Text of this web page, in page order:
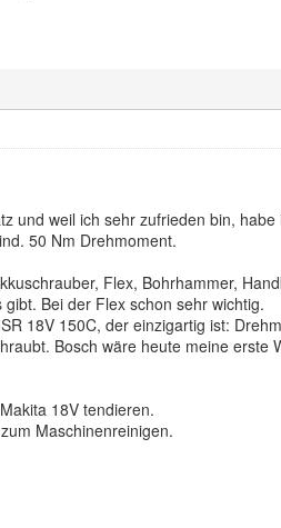
und weil ich sehr zufrieden bin,
50 Nm Drehmoment.
Flex, Bohrhammer,
Bei der Flex schon sehr wichtig.
18V 150C, der einzigartig ist:
Bosch wäre heute meine erste
18V tendieren.
Maschinenreinigen.